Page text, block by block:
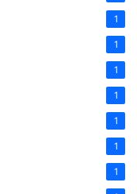
1
1
1
1
1
1
1